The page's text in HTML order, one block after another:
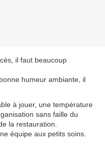
il faut beaucoup
humeur ambiante, il
à jouer, une température
sans faille du
la restauration.
équipe aux petits soins.